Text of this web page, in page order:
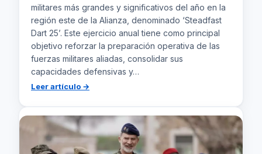
militares más grandes y significativos del año en la
región este de la Alianza, denominado ‘Steadfast
Dart 25’. Este ejercicio anual tiene como principal
objetivo reforzar la preparación operativa de las
fuerzas militares aliadas, consolidar sus
capacidades defensivas y…
Leer artículo →
Realiza
el